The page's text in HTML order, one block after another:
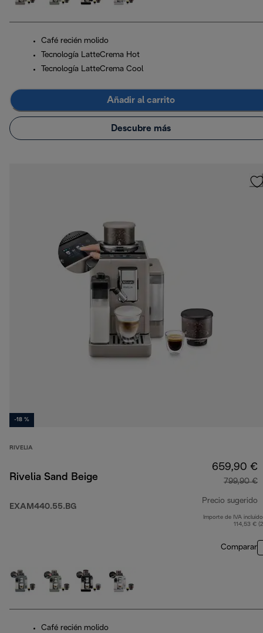
Café recién molido
Tecnología LatteCrema Hot
Tecnología LatteCrema Cool
Añadir al carrito
Descubre más
-18 %
RIVELIA
Rivelia Sand Beige
EXAM440.55.BG
659,90 €
799,90 €
Precio sugerido
Importe de IVA
114,53 €
Comparar
Café recién molido